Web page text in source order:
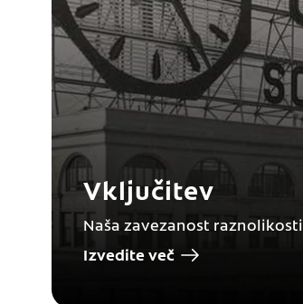
Vključitev
Naša zavezanost
Izvedite več